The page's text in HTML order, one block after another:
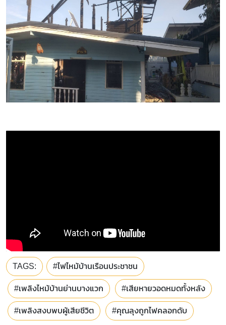
TAGS: #ไฟไหม้บ้านเรือนประชาชน
#เพลิงไหม้บ้านย่านบางแวก #เสียหายวอดหมดทั้งหลัง
#เพลิงสงบพบผู้เสียชีวิต #คุณลุงถูกไฟคลอกดับ